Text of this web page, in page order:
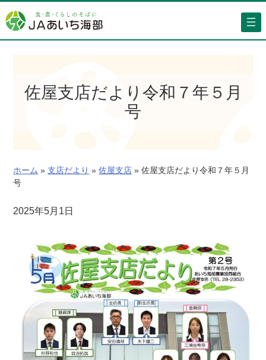
容
を
佐屋支店だより令和７年５月
号
ホーム » 支店だより » 佐屋支店 » 佐屋支店だより令和７年５月
号
2025年5月1日